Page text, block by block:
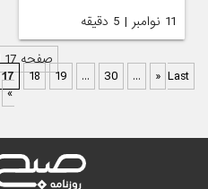
11 نوامبر | 5 دقیقه
صفحه 17 از 37
17 18 19 ... 30 ... » Last
»